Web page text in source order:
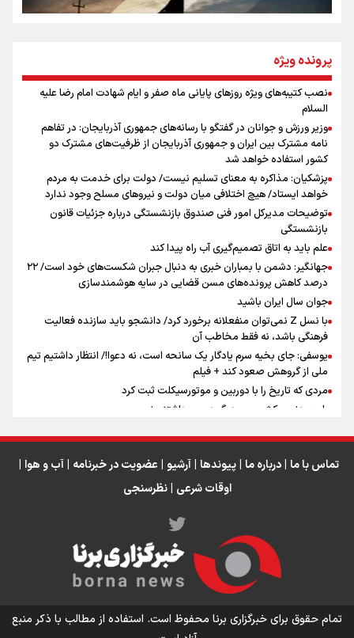
جمله‌ای که بغض چهارماهه را شکست؛ «آهای مردم، آقا از
تهران رفتند»
سه حسرتی که به دلم ماند
اینفو برنا / توصیه‌هایی طلایی برای پیاده روی اربعین
اینفو برنا / جدول کامل فاصله مرز شلمچه تا شهرهای زیارتی
عراق
اینفو برنا/ میزان مالیات بر ارزش افزوده چقدر است؟
پرونده ویژه
نصب کتیبه‌های ویژه روزهای پایانی ماه صفر و ایام شهادت امام رضا علیه
السلام
وزیر ورزش و جوانان در گفتگو با رسانه‌های جمهوری آذربایجان: در تفاهم
نامه مشترک بین ایران و جمهوری آذربایجان از ظرفیت‌های مشترک دو
کشور استفاده خواهد شد
پزشکیان: مذاکره به معنای تسلیم نیست/ دولت برای خدمت به مردم
خواهد ایستاد/ هیچ اختلافی میان دولت و نیروهای مسلح وجود ندارد
توضیحات مدیرکل امور فنی صندوق بازنشستگی درباره جزئیات قانون
بازنشستگی
علم باید به اتاق تصمیم‌گیری آب راه پیدا کند
جهانگیر: دشمن با بمباران خبری به دنبال جبران شکست‌های خود است/ ۲۲
درصد کاهش پرونده‌های مسن قضایی در سایه هوشمندسازی
جوان سال ایران باشید
با نسل Z نمی‌توان منفعلانه برخورد کرد/ دانشجو باید سازنده فعالیت
فرهنگی باشد، نه فقط مخاطب آن
یوسفی: جای بخیه سرم یادگار یک سانحه است، نه دعوا!/ انتظار داشتیم تیم
ملی از گروهش صعود کند + فیلم
مردی که تاریخ را با دوربین و موتورسیکلت ثبت کرد
رابرت دنیرو: کشور من دیگر دوست‌داشتنی نیست
انتظار حضور تیم‌های بزرگ مثل استقلال در لیگ هستیم
تورم ۵۸ درصدی معدن / وقتی هزینه استخراج از توان قیمت‌گذاری سبقتتماس با ما | درباره ما | پیوندها | آرشیو | عضویت در خبرنامه | آب و هوا |
اوقات شرعی | نظرسنجی
تمام حقوق برای خبرگزاری برنا محفوظ است. استفاده از مطالب با ذکر منبع